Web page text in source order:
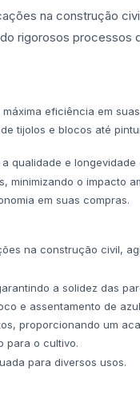
na construção
rigorosos processos
eficiência em
tijolos e blocos até
qualidade e longevidade
minimizando o impacto
em suas compras.
na construção civil,
a solidez das
e assentamento de
proporcionando um
para o cultivo.
para diversos usos.